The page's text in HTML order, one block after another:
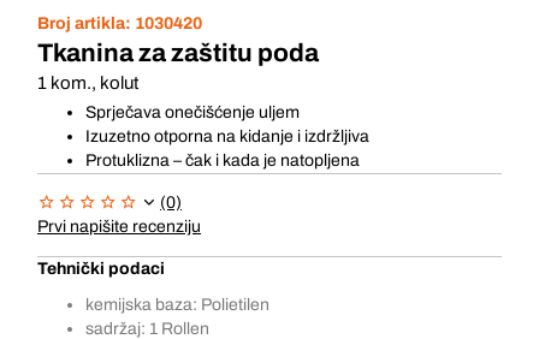
Broj artikla: 1030420
Tkanina za zaštitu poda
1 kom., kolut
Sprječava onečišćenje uljem
Izuzetno otporna na kidanje i izdržljiva
Protuklizna – čak i kada je natopljena
(0)
Prvi napišite recenziju
Tehnički podaci
kemijska baza: Polietilen
sadržaj: 1 Rollen